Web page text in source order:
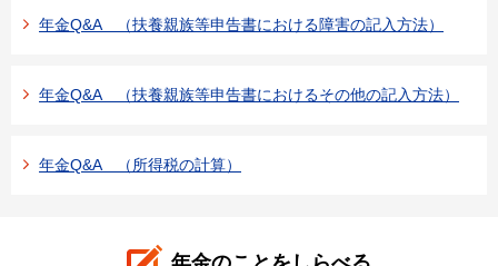
年金Q&A （扶養親族等申告書における障害の記入方法）
年金Q&A （扶養親族等申告書におけるその他の記入方法）
年金Q&A （所得税の計算）